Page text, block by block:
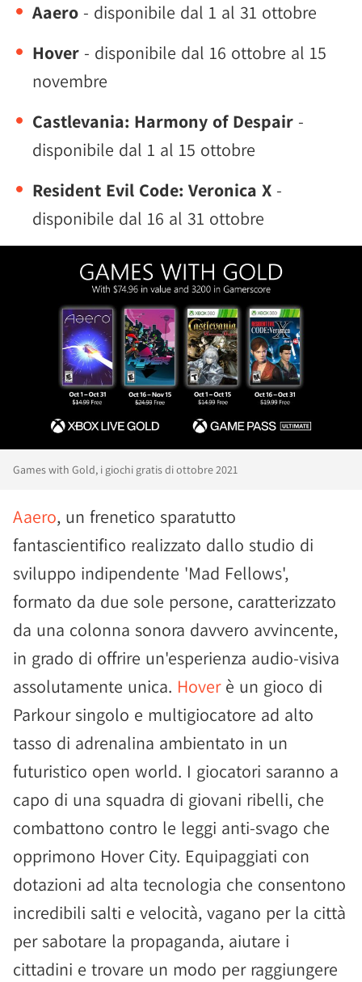
Aaero - disponibile dal 1 al 31 ottobre
Hover - disponibile dal 16 ottobre al 15
novembre
Castlevania: Harmony of Despair -
disponibile dal 1 al 15 ottobre
Resident Evil Code: Veronica X -
disponibile dal 16 al 31 ottobre
Games with Gold, i giochi gratis di ottobre 2021
Aaero, un frenetico sparatutto
fantascientifico realizzato dallo studio di
sviluppo indipendente 'Mad Fellows',
formato da due sole persone, caratterizzato
da una colonna sonora davvero avvincente,
in grado di offrire un'esperienza audio-visiva
assolutamente unica. Hoverè un gioco di
Parkour singolo e multigiocatore ad alto
tasso di adrenalina ambientato in un
futuristico open world. I giocatori saranno a
capo di una squadra di giovani ribelli, che
combattono contro le leggi anti-svago che
opprimono Hover City. Equipaggiati con
dotazioni ad alta tecnologia che consentono
incredibili salti e velocità, vagano per la città
per sabotare la propaganda, aiutare i
cittadini e trovare un modo per raggiungere